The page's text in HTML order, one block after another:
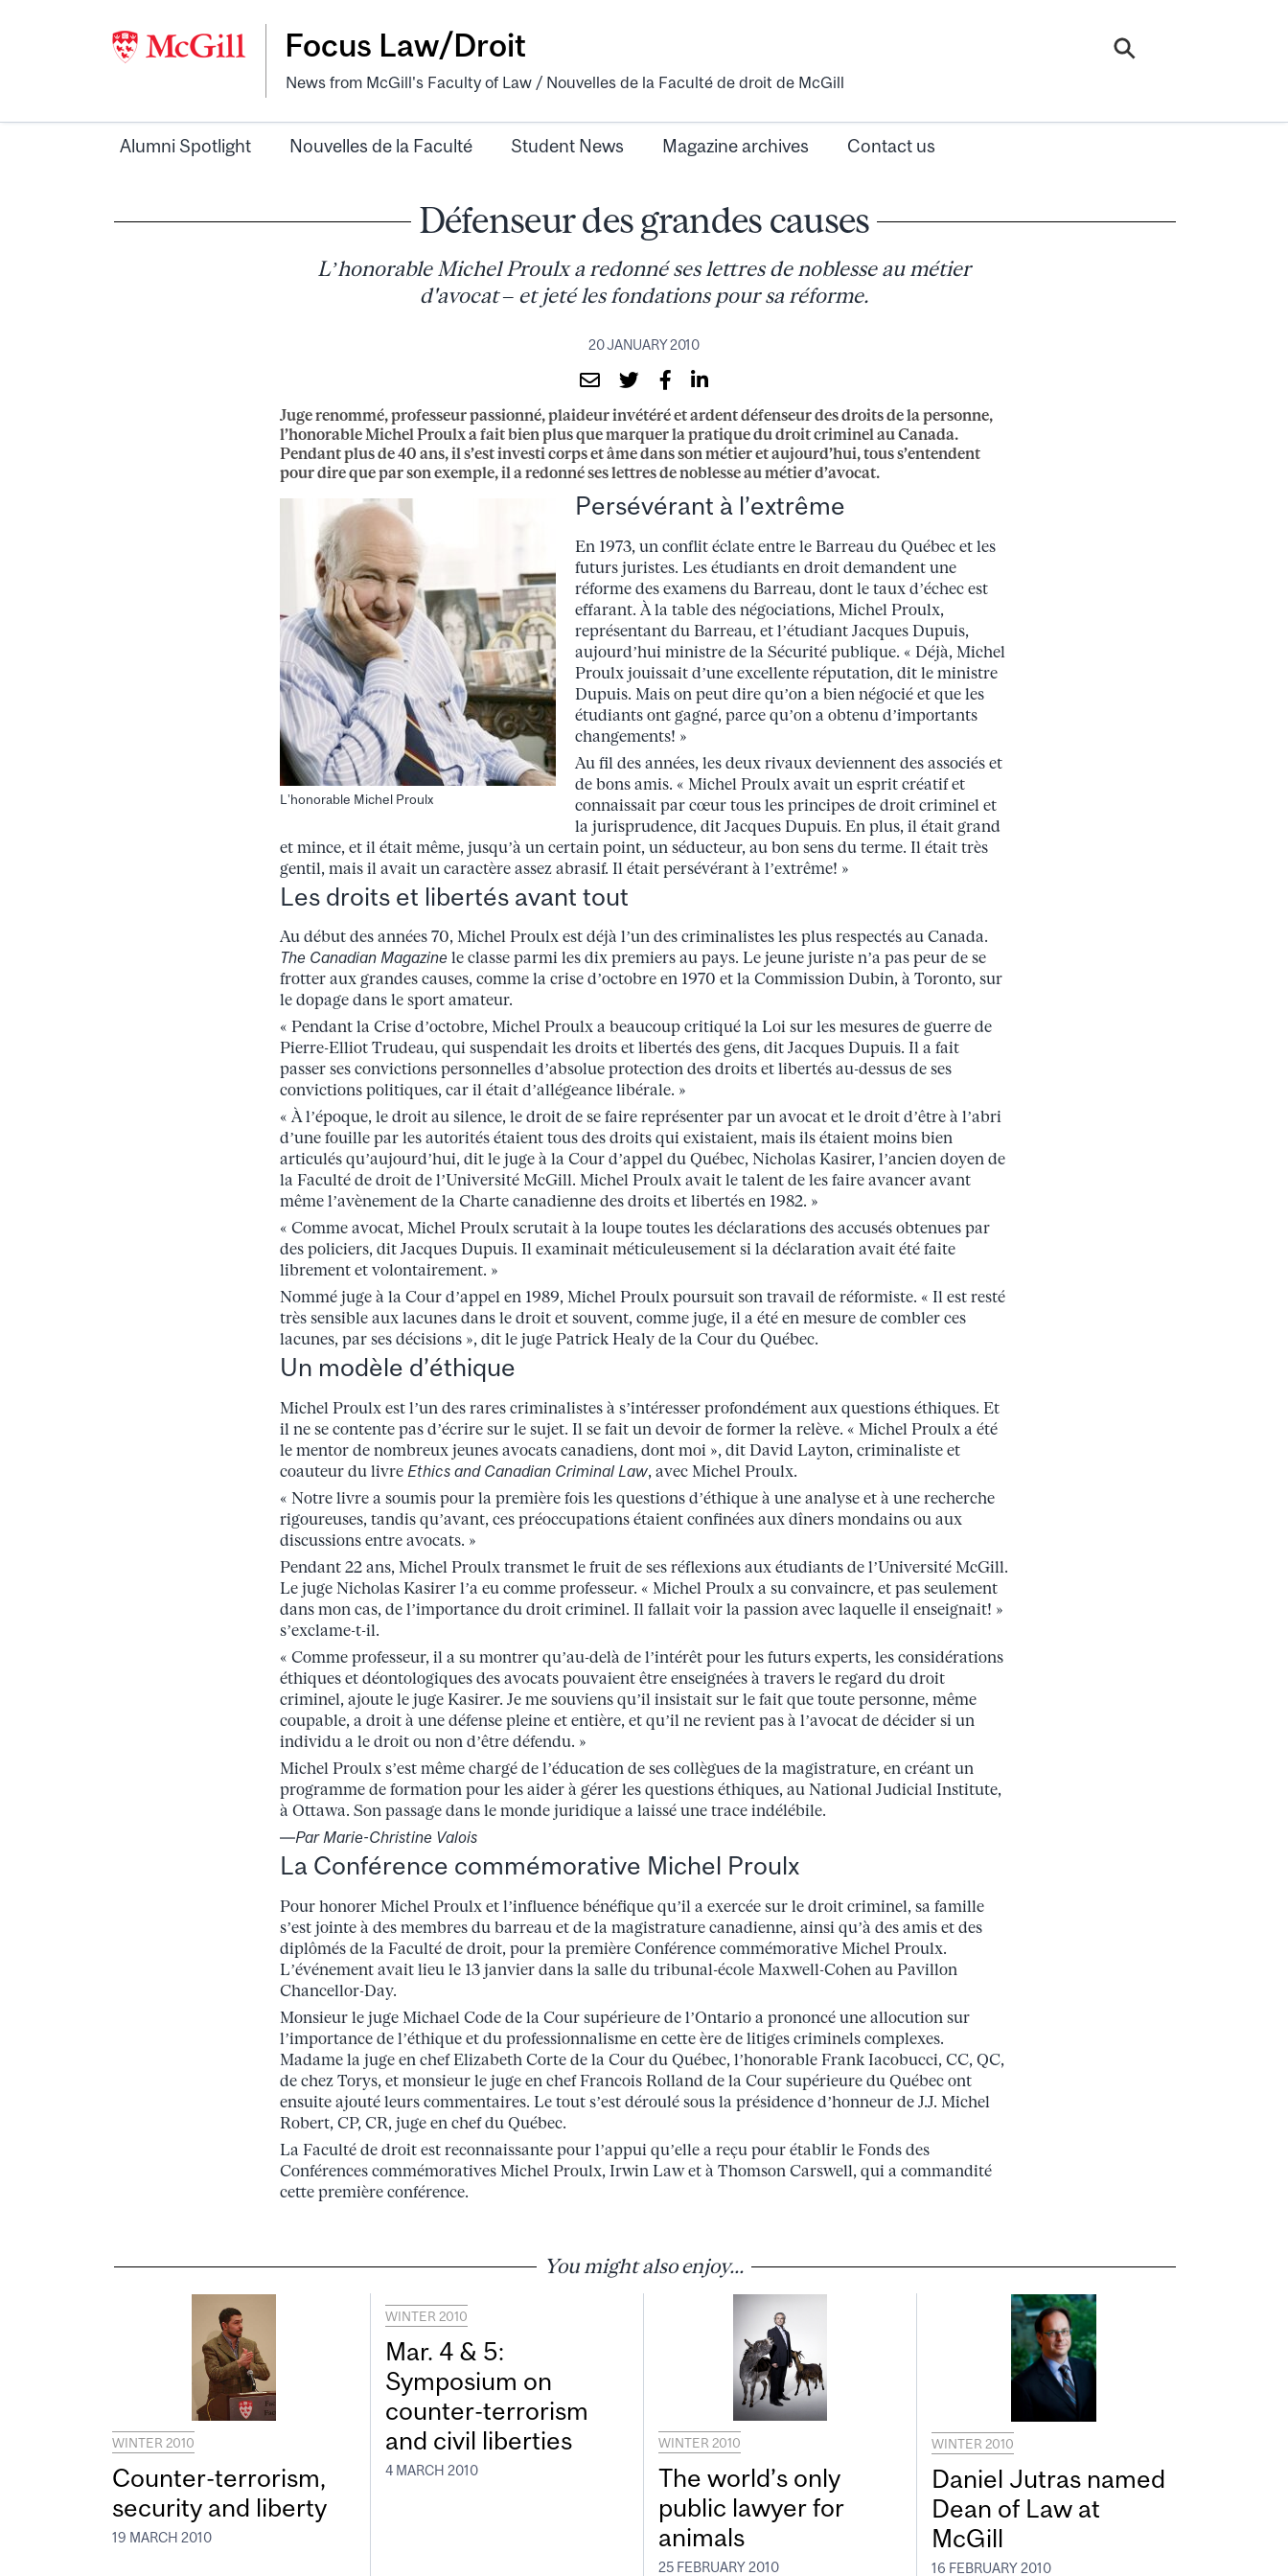
Focus Law/Droit
News from McGill's Faculty of Law / Nouvelles de la Faculté de droit de McGill
Alumni Spotlight Nouvelles de la Faculté Student News Magazine archives Contact us
Défenseur des grandes causes
L’honorable Michel Proulx a redonné ses lettres de noblesse au métier
d'avocat – et jeté les fondations pour sa réforme.
20 JANUARY 2010
Juge renommé, professeur passionné, plaideur invétéré et ardent défenseur des droits de la personne,
l’honorable Michel Proulx a fait bien plus que marquer la pratique du droit criminel au Canada.
Pendant plus de 40 ans, il s’est investi corps et âme dans son métier et aujourd’hui, tous s’entendent
pour dire que par son exemple, il a redonné ses lettres de noblesse au métier d’avocat.
L’honorable Michel Proulx
Persévérant à l’extrême
En 1973, un conflit éclate entre le Barreau du Québec et les
futurs juristes. Les étudiants en droit demandent une
réforme des examens du Barreau, dont le taux d’échec est
effarant. À la table des négociations, Michel Proulx,
représentant du Barreau, et l’étudiant Jacques Dupuis,
aujourd’hui ministre de la Sécurité publique. « Déjà, Michel
Proulx jouissait d’une excellente réputation, dit le ministre
Dupuis. Mais on peut dire qu’on a bien négocié et que les
étudiants ont gagné, parce qu’on a obtenu d’importants
changements! »
Au fil des années, les deux rivaux deviennent des associés et
de bons amis. « Michel Proulx avait un esprit créatif et
connaissait par cœur tous les principes de droit criminel et
la jurisprudence, dit Jacques Dupuis. En plus, il était grand
et mince, et il était même, jusqu’à un certain point, un séducteur, au bon sens du terme. Il était très
gentil, mais il avait un caractère assez abrasif. Il était persévérant à l’extrême! »
Les droits et libertés avant tout
Au début des années 70, Michel Proulx est déjà l’un des criminalistes les plus respectés au Canada.
The Canadian Magazine le classe parmi les dix premiers au pays. Le jeune juriste n’a pas peur de se
frotter aux grandes causes, comme la crise d’octobre en 1970 et la Commission Dubin, à Toronto, sur
le dopage dans le sport amateur.
« Pendant la Crise d’octobre, Michel Proulx a beaucoup critiqué la Loi sur les mesures de guerre de
Pierre-Elliot Trudeau, qui suspendait les droits et libertés des gens, dit Jacques Dupuis. Il a fait
passer ses convictions personnelles d’absolue protection des droits et libertés au-dessus de ses
convictions politiques, car il était d’allégeance libérale. »
« À l’époque, le droit au silence, le droit de se faire représenter par un avocat et le droit d’être à l’abri
d’une fouille par les autorités étaient tous des droits qui existaient, mais ils étaient moins bien
articulés qu’aujourd’hui, dit le juge à la Cour d’appel du Québec, Nicholas Kasirer, l’ancien doyen de
la Faculté de droit de l’Université McGill. Michel Proulx avait le talent de les faire avancer avant
même l’avènement de la Charte canadienne des droits et libertés en 1982. »
« Comme avocat, Michel Proulx scrutait à la loupe toutes les déclarations des accusés obtenues par
des policiers, dit Jacques Dupuis. Il examinait méticuleusement si la déclaration avait été faite
librement et volontairement. »
Nommé juge à la Cour d’appel en 1989, Michel Proulx poursuit son travail de réformiste. « Il est resté
très sensible aux lacunes dans le droit et souvent, comme juge, il a été en mesure de combler ces
lacunes, par ses décisions », dit le juge Patrick Healy de la Cour du Québec.
Un modèle d’éthique
Michel Proulx est l’un des rares criminalistes à s’intéresser profondément aux questions éthiques. Et
il ne se contente pas d’écrire sur le sujet. Il se fait un devoir de former la relève. « Michel Proulx a été
le mentor de nombreux jeunes avocats canadiens, dont moi », dit David Layton, criminaliste et
coauteur du livre Ethics and Canadian Criminal Law, avec Michel Proulx.
« Notre livre a soumis pour la première fois les questions d’éthique à une analyse et à une recherche
rigoureuses, tandis qu’avant, ces préoccupations étaient confinées aux dîners mondains ou aux
discussions entre avocats. »
Pendant 22 ans, Michel Proulx transmet le fruit de ses réflexions aux étudiants de l’Université McGill.
Le juge Nicholas Kasirer l’a eu comme professeur. « Michel Proulx a su convaincre, et pas seulement
dans mon cas, de l’importance du droit criminel. Il fallait voir la passion avec laquelle il enseignait! »
s’exclame-t-il.
« Comme professeur, il a su montrer qu’au-delà de l’intérêt pour les futurs experts, les considérations
éthiques et déontologiques des avocats pouvaient être enseignées à travers le regard du droit
criminel, ajoute le juge Kasirer. Je me souviens qu’il insistait sur le fait que toute personne, même
coupable, a droit à une défense pleine et entière, et qu’il ne revient pas à l’avocat de décider si un
individu a le droit ou non d’être défendu. »
Michel Proulx s’est même chargé de l’éducation de ses collègues de la magistrature, en créant un
programme de formation pour les aider à gérer les questions éthiques, au National Judicial Institute,
à Ottawa. Son passage dans le monde juridique a laissé une trace indélébile.
―Par Marie-Christine Valois
La Conférence commémorative Michel Proulx
Pour honorer Michel Proulx et l’influence bénéfique qu’il a exercée sur le droit criminel, sa famille
s’est jointe à des membres du barreau et de la magistrature canadienne, ainsi qu’à des amis et des
diplômés de la Faculté de droit, pour la première Conférence commémorative Michel Proulx.
L’événement avait lieu le 13 janvier dans la salle du tribunal-école Maxwell-Cohen au Pavillon
Chancellor-Day.
Monsieur le juge Michael Code de la Cour supérieure de l’Ontario a prononcé une allocution sur
l’importance de l’éthique et du professionnalisme en cette ère de litiges criminels complexes.
Madame la juge en chef Elizabeth Corte de la Cour du Québec, l’honorable Frank Iacobucci, CC, QC,
de chez Torys, et monsieur le juge en chef Francois Rolland de la Cour supérieure du Québec ont
ensuite ajouté leurs commentaires. Le tout s’est déroulé sous la présidence d’honneur de J.J. Michel
Robert, CP, CR, juge en chef du Québec.
La Faculté de droit est reconnaissante pour l’appui qu’elle a reçu pour établir le Fonds des
Conférences commémoratives Michel Proulx, Irwin Law et à Thomson Carswell, qui a commandité
cette première conférence.
You might also enjoy...
WINTER 2010
Counter-terrorism,
security and liberty
19 MARCH 2010
WINTER 2010
Mar. 4 & 5:
Symposium on
counter-terrorism
and civil liberties
4 MARCH 2010
WINTER 2010
The world’s only
public lawyer for
animals
25 FEBRUARY 2010
WINTER 2010
Daniel Jutras named
Dean of Law at
McGill
16 FEBRUARY 2010